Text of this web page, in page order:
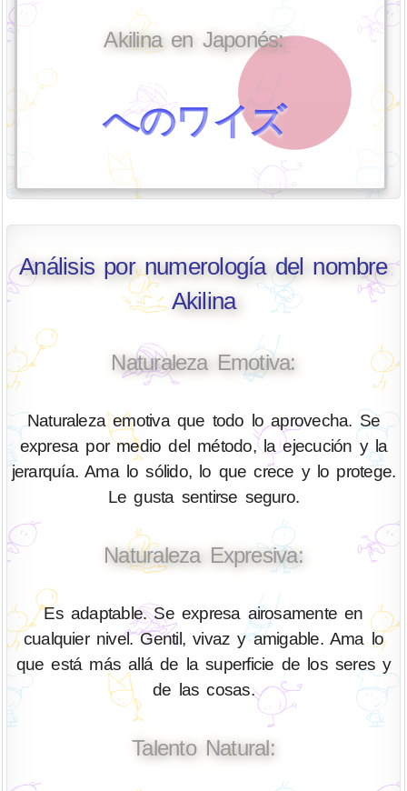
Akilina en Japonés:
へのワイズ
Análisis por numerología del nombre
Akilina
Naturaleza Emotiva:
Naturaleza emotiva que todo lo aprovecha. Se
expresa por medio del método, la ejecución y la
jerarquía. Ama lo sólido, lo que crece y lo protege.
Le gusta sentirse seguro.
Naturaleza Expresiva:
Es adaptable. Se expresa airosamente en
cualquier nivel. Gentil, vivaz y amigable. Ama lo
que está más allá de la superficie de los seres y
de las cosas.
Talento Natural: